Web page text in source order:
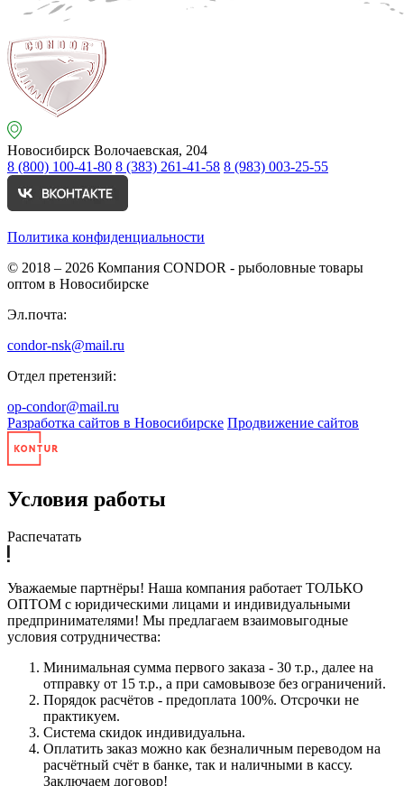
Новосибирск Волочаевская, 204
8 (800) 100-41-80 8 (383) 261-41-58 8 (983) 003-25-55
Политика конфиденциальности
© 2018 – 2026 Компания CONDOR - рыболовные товары
оптом в Новосибирске
Эл.почта:
condor-nsk@mail.ru
Отдел претензий:
op-condor@mail.ru
Разработка сайтов в Новосибирске Продвижение сайтов
Условия работы
Распечатать
Уважаемые партнёры! Наша компания работает ТОЛЬКО
ОПТОМ с юридическими лицами и индивидуальными
предпринимателями! Мы предлагаем взаимовыгодные
условия сотрудничества:
Минимальная сумма первого заказа - 30 т.р., далее на
отправку от 15 т.р., а при самовывозе без ограничений.
Порядок расчётов - предоплата 100%. Отсрочки не
практикуем.
Система скидок индивидуальна.
Оплатить заказ можно как безналичным переводом на
расчётный счёт в банке, так и наличными в кассу.
Заключаем договор!